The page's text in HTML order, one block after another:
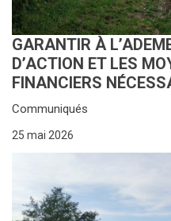
GARANTIR À
D’ACTION ET LES
FINANCIERS
Communiqués
25 mai 2026